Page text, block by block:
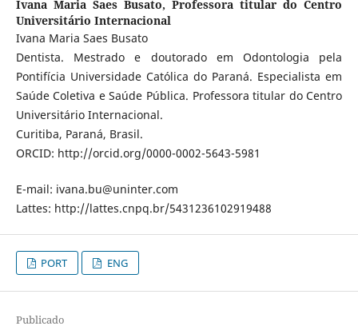
Ivana Maria Saes Busato,Professora titular do Centro
Universitário Internacional
Ivana Maria Saes Busato
Dentista. Mestrado e doutorado em Odontologia pela
Pontifícia Universidade Católica do Paraná. Especialista em
Saúde Coletiva e Saúde Pública. Professora titular do Centro
Universitário Internacional.
Curitiba, Paraná, Brasil.
ORCID: http://orcid.org/0000-0002-5643-5981
E-mail: ivana.bu@uninter.com
Lattes: http://lattes.cnpq.br/5431236102919488
PORT ENG
Publicado